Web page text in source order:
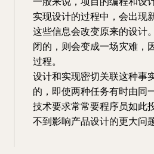
实现设计的过程中，会出现
这些信息会改变原来的设计
闭的，则会变成一场灾难，
过程。
设计和实现密切关联这种事
的，即使两种任务有时由同
技术要求常常要程序员如此
不到影响产品设计的更大问